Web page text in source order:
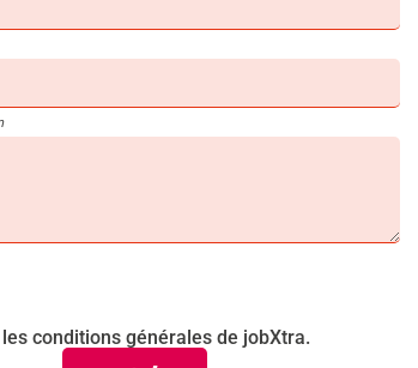
conditions générales de jobXtra.